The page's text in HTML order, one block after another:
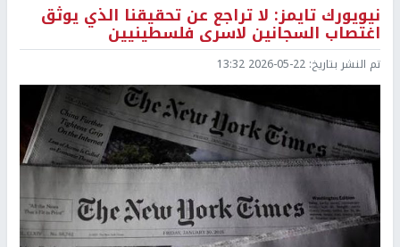
نيويورك تايمز: لا تراجع عن تحقيقنا الذي يوثق
اغتصاب السجانين لاسرى فلسطينيين
تم النشر بتاريخ: 2026-05-22 13:32